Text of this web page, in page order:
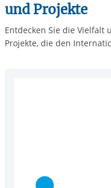
und Projekte
Entdecken Sie die Vielfalt
Projekte, die den